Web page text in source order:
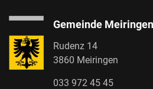
Gemeinde Meiringen
Rudenz 14
3860 Meiringen
033 972 45 45